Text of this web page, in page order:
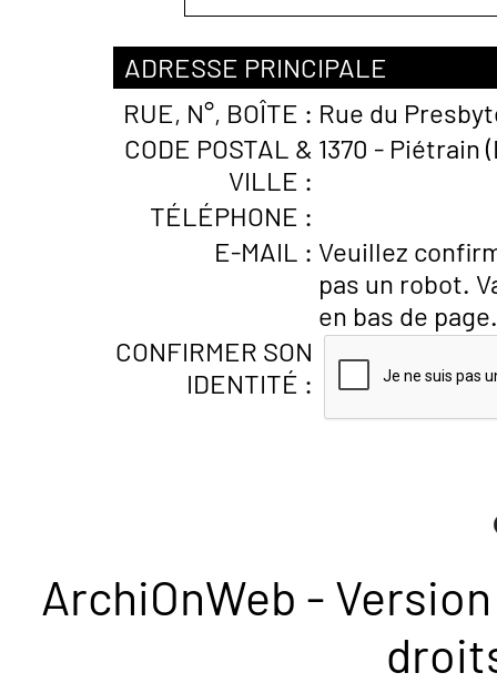
ADRESSE PRINCIPALE
RUE, N°, BOÎTE : Rue du
CODE POSTAL &
VILLE :
1370 - Piétrain
TÉLÉPHONE :
E-MAIL : Veuillez
pas un robot.
en bas de page.
CONFIRMER SON
IDENTITÉ :
ArchiOnWeb -